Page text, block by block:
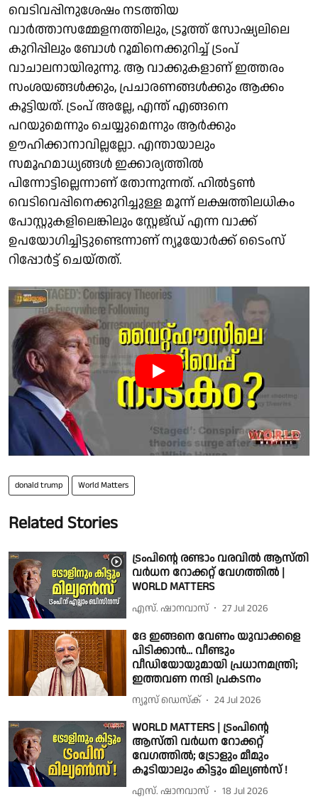
വെടിവപ്പിനുശേഷം നടത്തിയ
വാര്‍ത്താസമ്മേളനത്തിലും, ട്രൂത്ത് സോഷ്യലിലെ
കുറിപ്പിലും ബോള്‍ റൂമിനെക്കുറിച്ച് ട്രംപ്
വാചാലനായിരുന്നു. ആ വാക്കുകളാണ് ഇത്തരം
സംശയങ്ങള്‍ക്കും, പ്രചാരണങ്ങള്‍ക്കും ആക്കം
കൂട്ടിയത്. ട്രംപ് അല്ലേ, എന്ത് എങ്ങനെ
പറയുമെന്നും ചെയ്യുമെന്നും ആര്‍ക്കും
ഊഹിക്കാനാവില്ലല്ലോ. എന്തായാലും
സമൂഹമാധ്യങ്ങള്‍ ഇക്കാര്യത്തില്‍
പിന്നോട്ടില്ലെന്നാണ് തോന്നുന്നത്. ഹില്‍ട്ടണ്‍
വെടിവെപ്പിനെക്കുറിച്ചുള്ള മൂന്ന് ലക്ഷത്തിലധികം
പോസ്റ്റുകളിലെങ്കിലും സ്റ്റേജ്‌ഡ് എന്ന വാക്ക്
ഉപയോഗിച്ചിട്ടുണ്ടെന്നാണ് ന്യൂയോര്‍ക്ക് ടൈംസ്
റിപ്പോര്‍ട്ട് ചെയ്തത്.
donald trump World Matters
Related Stories
ട്രംപിന്റെ രണ്ടാം വരവില്‍ ആസ്തി
വര്‍ധന റോക്കറ്റ് വേഗത്തില്‍ |
WORLD MATTERS
എസ്. ഷാനവാസ് 27 Jul 2026
ദേ ഇങ്ങനെ വേണം യുവാക്കളെ
പിടിക്കാന്‍... വീണ്ടും
വീഡിയോയുമായി പ്രധാനമന്ത്രി;
ഇത്തവണ നന്ദി പ്രകടനം
ന്യൂസ് ഡെസ്ക് 24 Jul 2026
WORLD MATTERS | ട്രംപിന്റെ
ആസ്തി വര്‍ധന റോക്കറ്റ്
വേഗത്തില്‍; ട്രോളും മീമും
കൂടിയാലും കിട്ടും മില്യണ്‍സ് !
എസ്. ഷാനവാസ് 18 Jul 2026